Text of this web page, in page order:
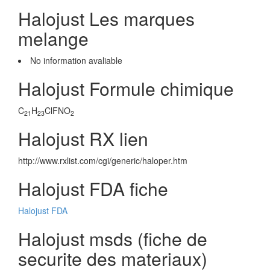
Halojust Les marques
melange
No information avaliable
Halojust Formule chimique
C21 H23ClFNO2
Halojust RX lien
http://www.rxlist.com/cgi/generic/haloper.htm
Halojust FDA fiche
Halojust FDA
Halojust msds (fiche de
securite des materiaux)